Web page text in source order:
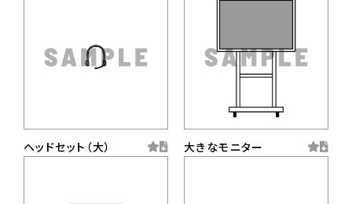
ヘッドセット（大） 大きなモニター